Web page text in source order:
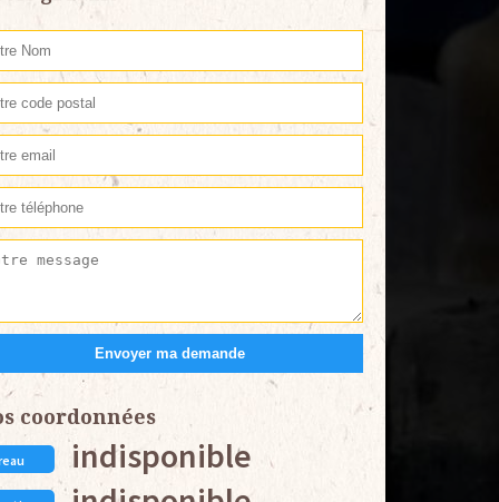
coordonnées
indisponible